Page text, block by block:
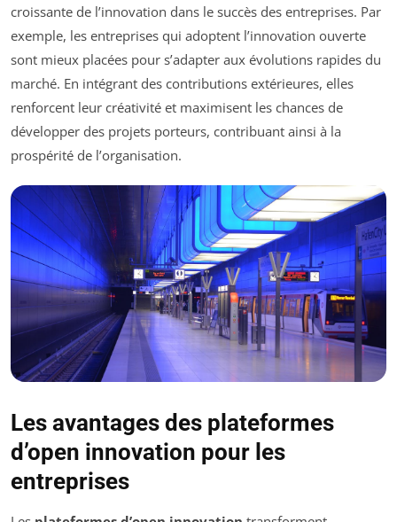
croissante de l’innovation dans le succès des entreprises. Par
exemple, les entreprises qui adoptent l’innovation ouverte
sont mieux placées pour s’adapter aux évolutions rapides du
marché. En intégrant des contributions extérieures, elles
renforcent leur créativité et maximisent les chances de
développer des projets porteurs, contribuant ainsi à la
prospérité de l’organisation.
Les avantages des plateformes
d’open innovation pour les
entreprises